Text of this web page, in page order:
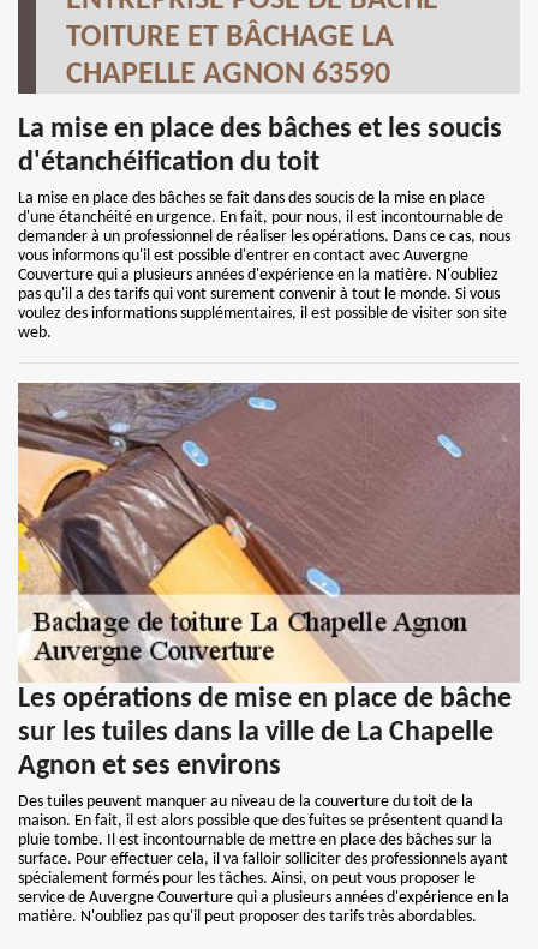
TOITURE ET BÂCHAGE LA
CHAPELLE AGNON 63590
La mise en place des bâches et les soucis
d'étanchéification du toit
La mise en place des bâches se fait dans des soucis de la mise en place
d'une étanchéité en urgence. En fait, pour nous, il est incontournable de
demander à un professionnel de réaliser les opérations. Dans ce cas, nous
vous informons qu'il est possible d'entrer en contact avec Auvergne
Couverture qui a plusieurs années d'expérience en la matière. N'oubliez
pas qu'il a des tarifs qui vont surement convenir à tout le monde. Si vous
voulez des informations supplémentaires, il est possible de visiter son site
web.
Les opérations de mise en place de bâche
sur les tuiles dans la ville de La Chapelle
Agnon et ses environs
Des tuiles peuvent manquer au niveau de la couverture du toit de la
maison. En fait, il est alors possible que des fuites se présentent quand la
pluie tombe. Il est incontournable de mettre en place des bâches sur la
surface. Pour effectuer cela, il va falloir solliciter des professionnels ayant
spécialement formés pour les tâches. Ainsi, on peut vous proposer le
service de Auvergne Couverture qui a plusieurs années d'expérience en la
matière. N'oubliez pas qu'il peut proposer des tarifs très abordables.